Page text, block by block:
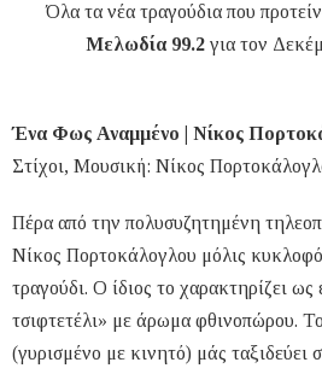
Όλα τα νέα τραγούδια που
Μελωδία 99.2για τον
Ένα Φως Αναμμένο | Νίκος
Στίχοι, Μουσική: Νίκος
Πέρα από την πολυσυζητημένη
Νίκος Πορτοκάλογλου μόλις
τραγούδι. Ο ίδιος το χαρακτηρίζει
τσιφτετέλι» με άρωμα φθινοπώρου. Το
(γυρισμένο με κινητό) μάς ταξιδεύει